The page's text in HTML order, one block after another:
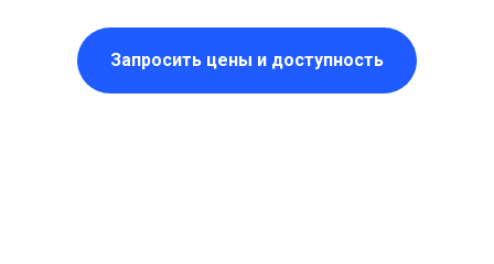
Запросить цены и доступность